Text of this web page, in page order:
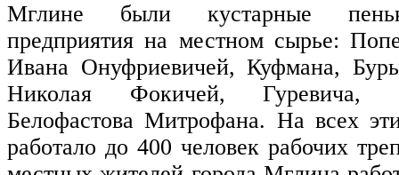
Мглине были кустарные
предприятия на местном сырье:
Ивана Онуфриевичей, Куфмана,
Николая Фокичей, Гуревича,
Белофастова Митрофана. На всех
работало до 400 человек рабочих